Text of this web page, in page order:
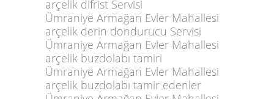
arçelik difrist Servisi
Ümraniye Armağan Evler Mahallesi
arçelik derin dondurucu Servisi
Ümraniye Armağan Evler Mahallesi
arçelik buzdolabı tamiri
Ümraniye Armağan Evler Mahallesi
arçelik buzdolabı tamir edenler